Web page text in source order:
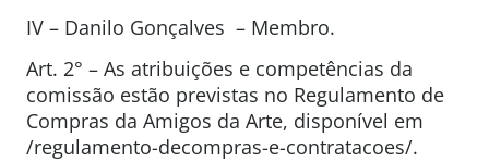
IV – Danilo Gonçalves – Membro.
Art. 2° – As atribuições e competências da
comissão estão previstas no Regulamento de
Compras da Amigos da Arte, disponível em
/regulamento-decompras-e-contratacoes/.